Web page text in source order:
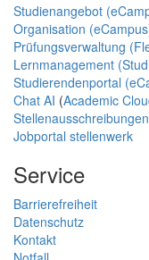
Studienangebot
Organisation
Prüfungsverwaltung
Lernmanagement
Studierendenportal
Chat AI (Academic
Stellenausschreibungen
Jobportal stellenwerk
Service
Barrierefreiheit
Datenschutz
Kontakt